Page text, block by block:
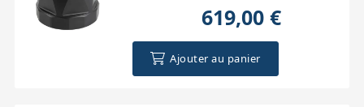
619,00 €
Ajouter au panier